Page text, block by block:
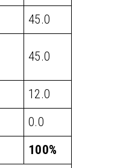
45.0
45.0
12.0
0.0
100%